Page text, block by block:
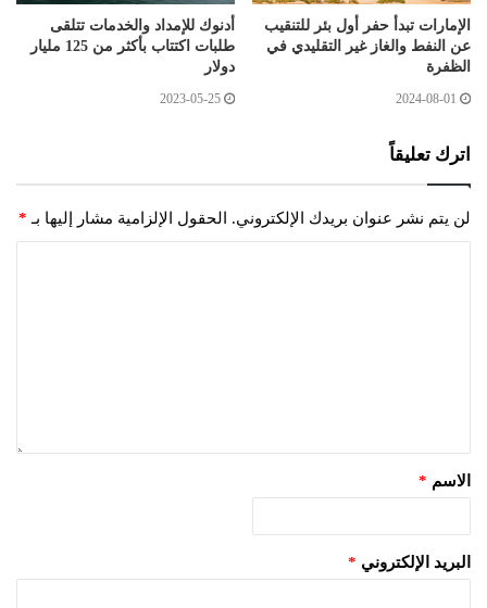
الإمارات تبدأ حفر أول بئر للتنقيب
عن النفط والغاز غير التقليدي في
الظفرة
2024-08-01
أدنوك للإمداد والخدمات تتلقى
طلبات اكتتاب بأكثر من 125 مليار
دولار
2023-05-25
اترك تعليقاً
لن يتم نشر عنوان بريدك الإلكتروني. الحقول الإلزامية مشار إليها بـ *
الاسم *
البريد الإلكتروني *